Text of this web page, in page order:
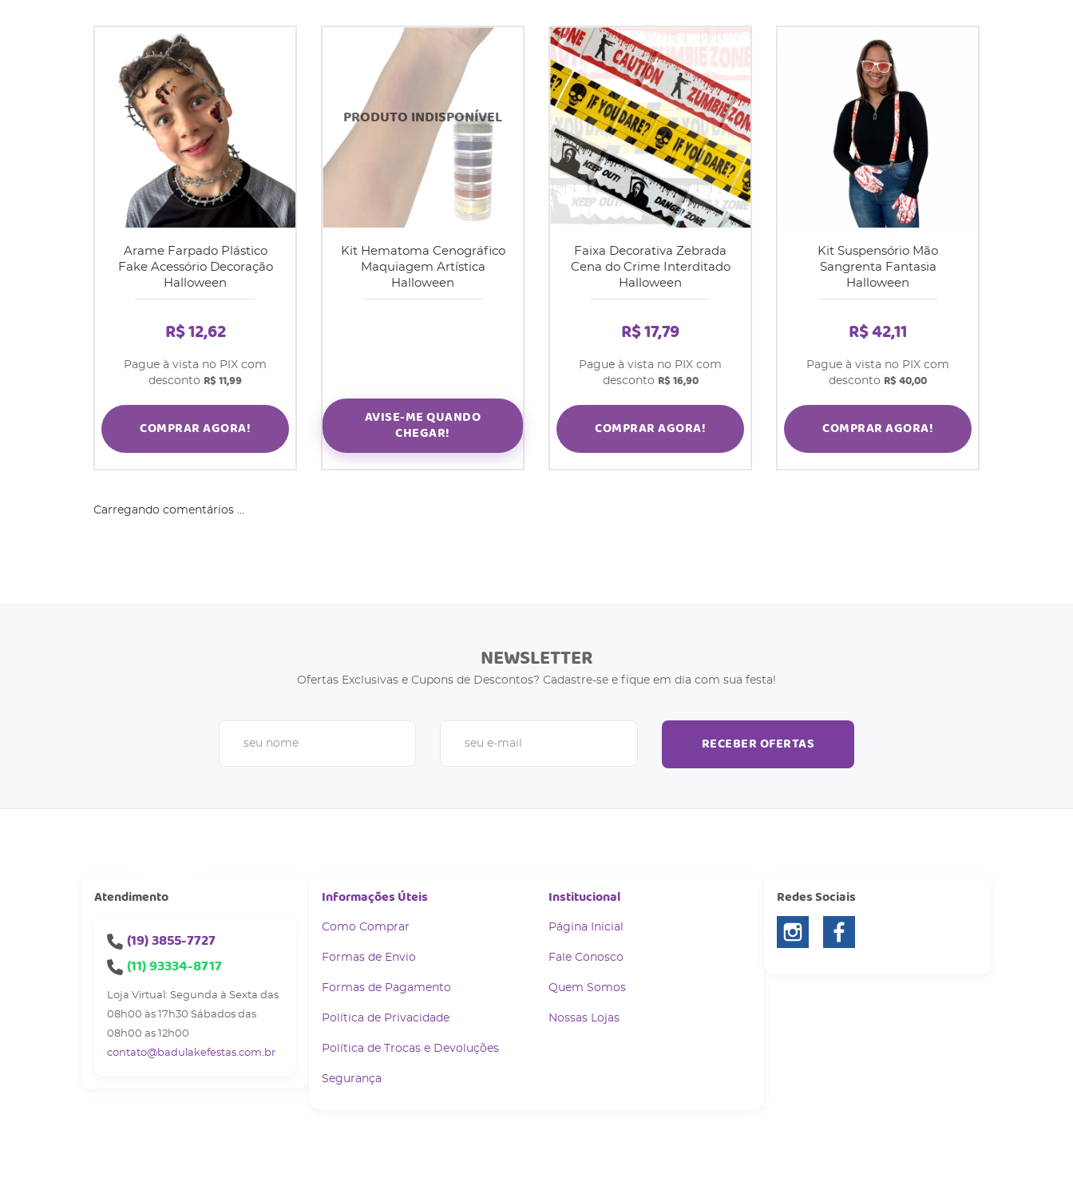
Arame Farpado Plástico
Fake Acessório Decoração
Halloween
R$ 12,62
Pague à vista no PIX com
desconto R$ 11,99
COMPRAR AGORA!
Kit Hematoma Cenográfico
Maquiagem Artística
Halloween
AVISE-ME QUANDO
CHEGAR!
Faixa Decorativa Zebrada
Cena do Crime Interditado
Halloween
R$ 17,79
Pague à vista no PIX com
desconto R$ 16,90
COMPRAR AGORA!
Kit Suspensório Mão
Sangrenta Fantasia
Halloween
R$ 42,11
Pague à vista no PIX com
desconto R$ 40,00
COMPRAR AGORA!
Carregando comentários ...
NEWSLETTER
Ofertas Exclusivas e Cupons de Descontos? Cadastre-se e fique em dia com sua festa!
RECEBER OFERTAS
Atendimento
(19)3855-7727
(11)93334-8717
Loja Virtual: Segunda à Sexta das
08h00 às 17h30 Sábados das
08h00 as 12h00
contato@badulakefestas.com.br
Informações Úteis
Como Comprar
Formas de Envio
Formas de Pagamento
Política de Privacidade
Política de Trocas e Devoluções
Segurança
Institucional
Página Inicial
Fale Conosco
Quem Somos
Nossas Lojas
Redes Sociais